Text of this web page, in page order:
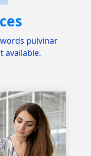
pulvinar
available.